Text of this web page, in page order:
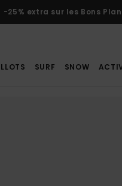
-25% extra sur les Bons
SURF SNOW